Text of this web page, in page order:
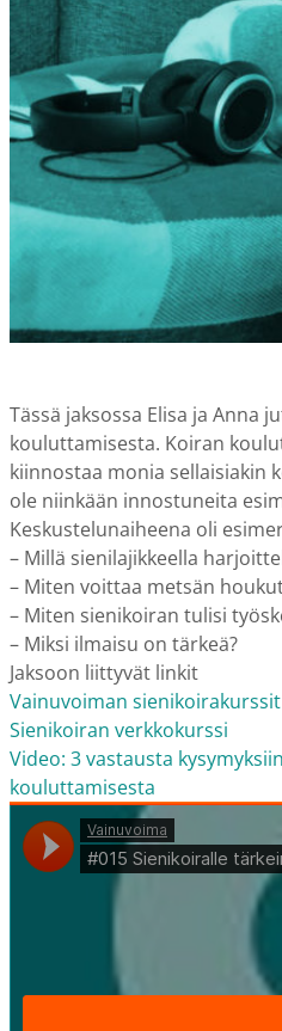
Tässä jaksossa Elisa ja Anna
kouluttamisesta. Koiran
kiinnostaa monia sellaisiakin
ole niinkään innostuneita
Keskustelunaiheena oli
– Millä sienilajikkeella
– Miten voittaa metsän
– Miten sienikoiran tulisi
– Miksi ilmaisu on tärkeä?
Jaksoon liittyvät linkit
Vainuvoiman sienikoirakurssit
Sienikoiran verkkokurssi
Video: 3 vastausta
kouluttamisesta